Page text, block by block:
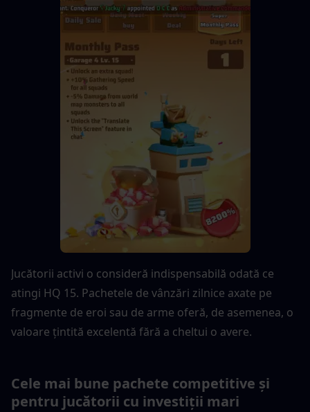
Jucătorii activi o consideră indispensabilă odată ce
atingi HQ 15. Pachetele de vânzări zilnice axate pe
fragmente de eroi sau de arme oferă, de asemenea, o
valoare țintită excelentă fără a cheltui o avere.
Cele mai bune pachete competitive și
pentru jucătorii cu investiții mari